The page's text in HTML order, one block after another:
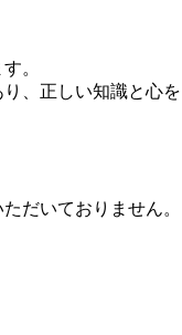
。
、正しい知識と心
だいておりません。